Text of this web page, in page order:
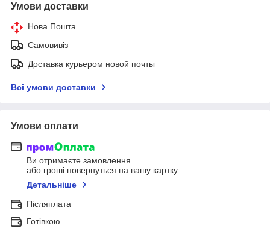
Умови доставки
Нова Пошта
Самовивіз
Доставка курьером новой почты
Всі умови доставки
Умови оплати
Ви отримаєте замовлення
або гроші повернуться на вашу картку
Детальніше
Післяплата
Готівкою